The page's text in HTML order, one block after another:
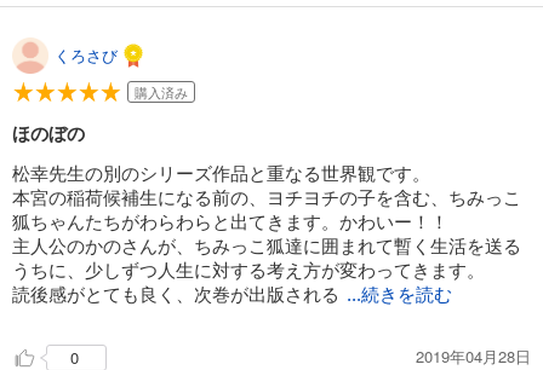
くろさび
購入済み
ほのぼの
松幸先生の別のシリーズ作品と重なる世界観です。
本宮の稲荷候補生になる前の、ヨチヨチの子を含む、ちみっこ
狐ちゃんたちがわらわらと出てきます。かわいー！！
主人公のかのさんが、ちみっこ狐達に囲まれて暫く生活を送る
うちに、少しずつ人生に対する考え方が変わってきます。
読後感がとても良く、次巻が出版される ...続きを読む
0 2019年04月28日